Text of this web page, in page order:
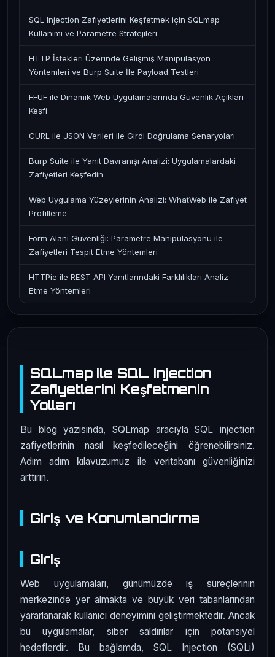
SQLmap ile SQL Injection
Zafiyetlerini Keşfetmenin
Yolları
Bu blog yazısında, SQLmap aracıyla SQL injection
zafiyetlerinin nasıl keşfedileceğini öğrenebilirsiniz.
Adım adım kılavuzumuz ile veritabanı güvenliğinizi
arttırın.
Giriş ve Konumlandırma
Giriş
Web uygulamaları, günümüzde iş süreçlerinin
merkezinde yer almakta ve büyük veri tabanlarından
yararlanarak kullanıcı deneyimini geliştirmektedir. Ancak
bu uygulamalar, siber saldırılar için potansiyel
hedeflerdir. Bu bağlamda, SQL Injection (SQLi)
SQL Injection Zafiyetlerini Keşfetmek için SQLmap
Kullanımı ve Parametre Stratejileri
HTTP İstekleri Üzerinde Gelişmiş Manipülasyon
Yöntemleri ve Burp Suite İle Payload Testleri
FFUF ile Dinamik Web Uygulamalarında Güvenlik Açıkları
Keşfi
CURL ile JSON Verileri ile Girdi Doğrulama Senaryoları
Burp Suite ile Yanıt Davranışı Analizi: Uygulamalardaki
Zafiyetleri Keşfedin
Web Uygulama Yüzeylerinin Analizi: WhatWeb ile Zafiyet
Profilleme
Form Alanı Güvenliği: Parametre Manipülasyonu ile
Zafiyetleri Tespit Etme Yöntemleri
HTTPie ile REST API Yanıtlarındaki Farklılıkları Analiz
Etme Yöntemleri